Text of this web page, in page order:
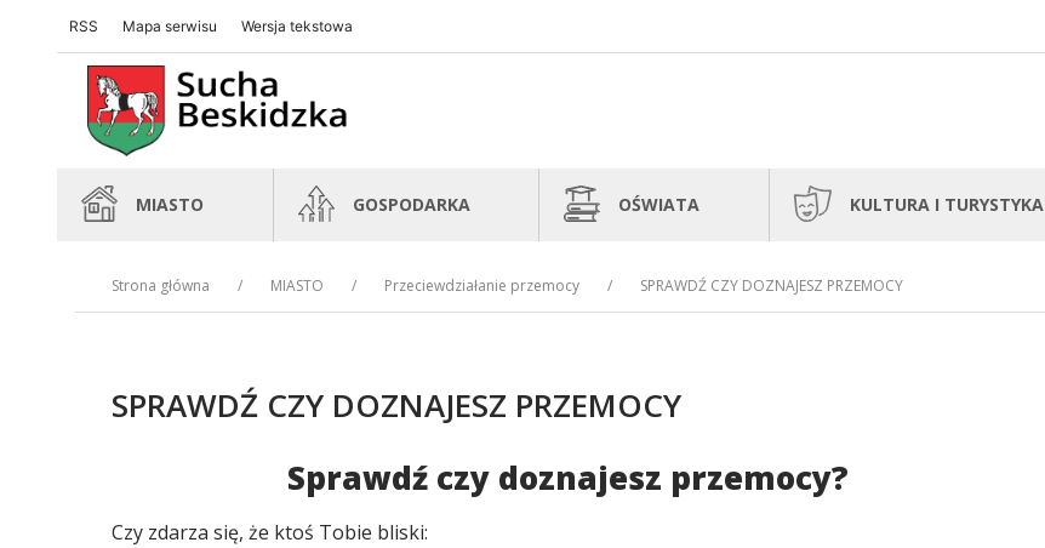
RSS Mapa serwisu Wersja tekstowa
Sucha Beskidzka
MIASTO GOSPODARKA OŚWIATA KULTURA I TURYSTYKA
Strona główna MIASTO Przeciewdziałanie przemocy SPRAWDŹ CZY DOZNAJESZ PRZEMOCY
SPRAWDŹ CZY DOZNAJESZ PRZEMOCY
Sprawdź czy doznajesz przemocy?
Czy zdarza się, że ktoś Tobie bliski: